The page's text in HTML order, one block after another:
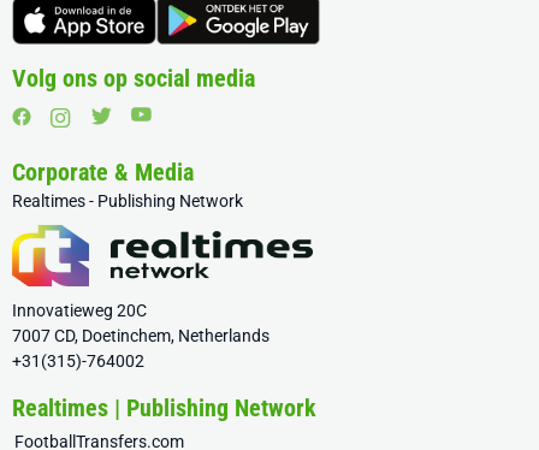
Volg ons op social media
Corporate & Media
Realtimes - Publishing Network
Innovatieweg 20C
7007 CD, Doetinchem, Netherlands
+31(315)-764002
Realtimes | Publishing Network
FootballTransfers.com